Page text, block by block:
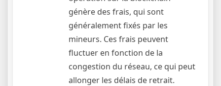
génère des frais, qui sont
généralement fixés par les
mineurs. Ces frais peuvent
fluctuer en fonction de la
congestion du réseau, ce qui peut
allonger les délais de retrait.